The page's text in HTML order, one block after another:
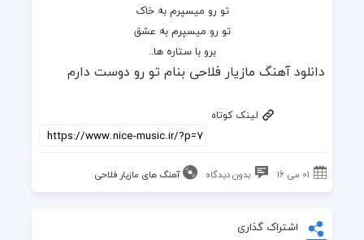
تو رو میسپرم به خاک
تو رو میسپرم به عشق
برو با ستاره ها..
دانلود آهنگ مازیار فلاحی بنام تو رو دوست دارم
لینک کوتاه
01 می 16 بدون دیدگاه آهنگ های مازیار فلاحی
اشتراک گذاری